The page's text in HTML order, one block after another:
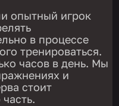
опытный игрок
в процессе
тренироваться.
часов в день. Мы
и
стоит